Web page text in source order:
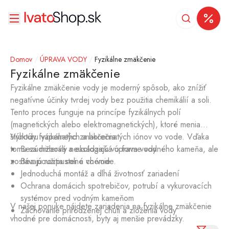
Domov ÚPRAVA VODY Fyzikálne zmäkčenie
Fyzikálne zmäkčenie
Fyzikálne zmäkčenie vody je moderný spôsob, ako znížiť
negatívne účinky tvrdej vody bez použitia chemikálií a soli.
Tento proces funguje na princípe fyzikálnych polí
(magnetických alebo elektromagnetických), ktoré menia
štruktúru vápenatých a horečnatých iónov vo vode. Vďaka
tomu sa minerály neusádzajú vo forme vodného kameňa, ale
zostávajú rozpustené vo vode.
Výhody fyzikálneho zmäkčenia:
Bezúdržbová a ekologická úprava vody
Bez použitia soli a chémie
Jednoduchá montáž a dlhá životnosť zariadení
Ochrana domácich spotrebičov, potrubí a vykurovacích
systémov pred vodným kameňom
Zachovanie prirodzenej chuti a zloženia vody
V našej ponuke nájdete zariadenia na fyzikálne zmäkčenie
vhodné pre domácnosti, byty aj menšie prevádzky.